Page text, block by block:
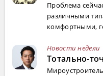
Проблема
различными
комфортными,
Новости недели
Тотально-